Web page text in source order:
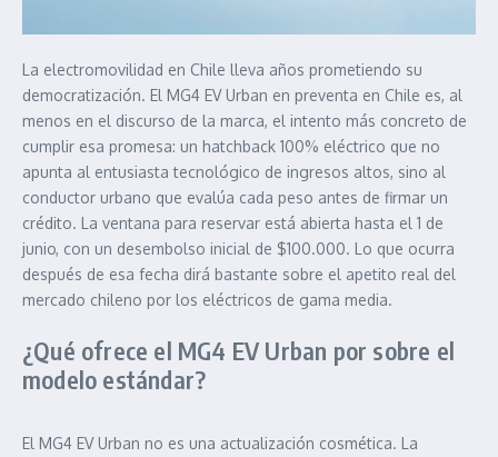
La electromovilidad en Chile lleva años prometiendo su
democratización. El MG4 EV Urban en preventa en Chile es, al
menos en el discurso de la marca, el intento más concreto de
cumplir esa promesa: un hatchback 100% eléctrico que no
apunta al entusiasta tecnológico de ingresos altos, sino al
conductor urbano que evalúa cada peso antes de firmar un
crédito. La ventana para reservar está abierta hasta el 1 de
junio, con un desembolso inicial de $100.000. Lo que ocurra
después de esa fecha dirá bastante sobre el apetito real del
mercado chileno por los eléctricos de gama media.
¿Qué ofrece el MG4 EV Urban por sobre el
modelo estándar?
El MG4 EV Urban no es una actualización cosmética. La